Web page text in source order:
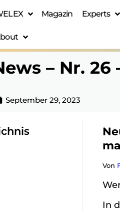
Magazin Experts
– Nr. 26
September 29, 2023
Von
In